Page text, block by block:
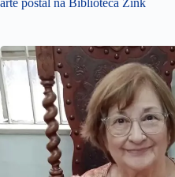
arte postal na Biblioteca Zink